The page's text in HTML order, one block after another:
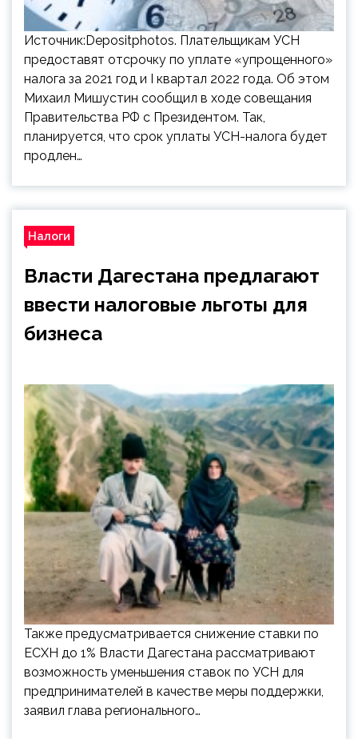
Источник:Depositphotos. Плательщикам УСН
предоставят отсрочку по уплате «упрощенного»
налога за 2021 год и I квартал 2022 года. Об этом
Михаил Мишустин сообщил в ходе совещания
Правительства РФ с Президентом. Так,
планируется, что срок уплаты УСН-налога будет
продлен…
Налоги
Власти Дагестана предлагают
ввести налоговые льготы для
бизнеса
Также предусматривается снижение ставки по
ЕСХН до 1% Власти Дагестана рассматривают
возможность уменьшения ставок по УСН для
предпринимателей в качестве меры поддержки,
заявил глава регионального…